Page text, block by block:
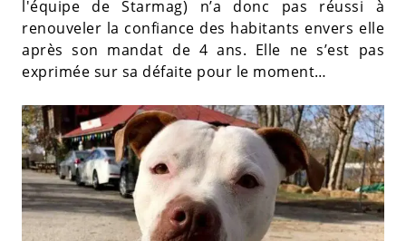
l'équipe de Starmag) n’a donc pas réussi à
renouveler la confiance des habitants envers elle
après son mandat de 4 ans. Elle ne s’est pas
exprimée sur sa défaite pour le moment…